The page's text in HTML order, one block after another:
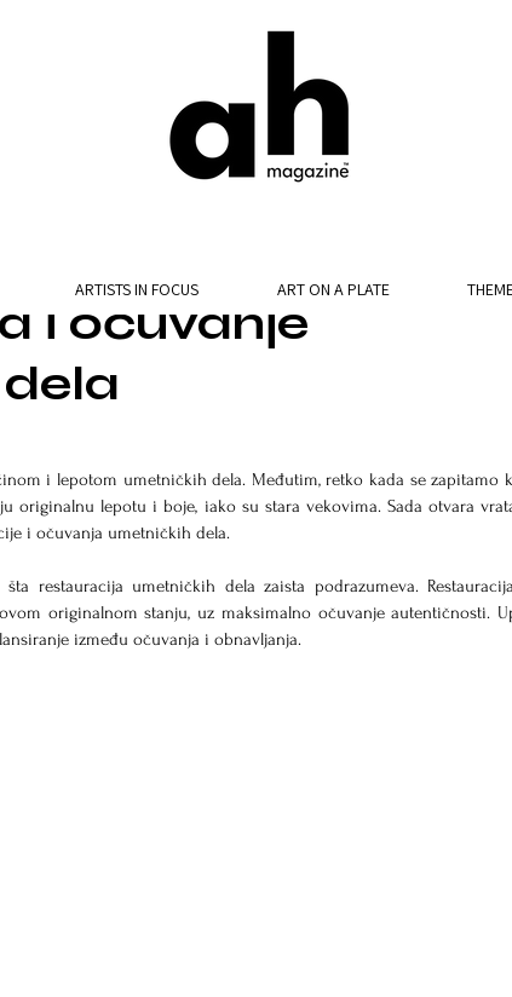
i očuvanje
i lepotom umetničkih dela. Međutim, retko kada se zapitamo
originalnu lepotu i boje, iako su stara vekovima. Sada otvara
i očuvanja umetničkih dela.
restauracija umetničkih dela zaista podrazumeva.
originalnom stanju, uz maksimalno očuvanje autentičnosti.
između očuvanja i obnavljanja.
ARTISTS IN FOCUS ART ON A PLATE